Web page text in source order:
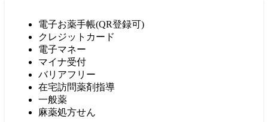
電子お薬手帳(QR登録可)
クレジットカード
電子マネー
マイナ受付
バリアフリー
在宅訪問薬剤指導
一般薬
麻薬処方せん